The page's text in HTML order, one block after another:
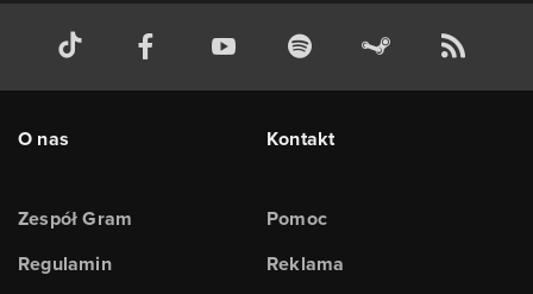
O nas
Zespół Gram
Regulamin
Kontakt
Pomoc
Reklama